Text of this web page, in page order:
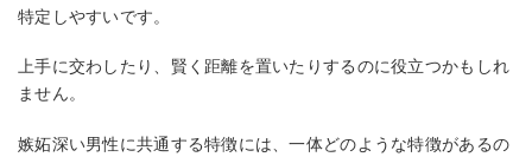
特定しやすいです。
上手に交わしたり、賢く距離を置いたりするのに役立つかもしれ
ません。
嫉妬深い男性に共通する特徴には、一体どのような特徴があるの